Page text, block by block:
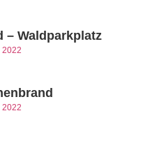
– Waldparkplatz
2022
2022